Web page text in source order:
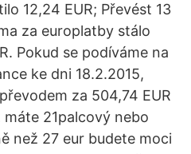
12,24 EUR; Převést 13
za europlatby stálo
Pokud se podíváme na
ke dni 18.2.2015,
za 504,74 EUR
máte 21palcový nebo
než 27 eur budete moci